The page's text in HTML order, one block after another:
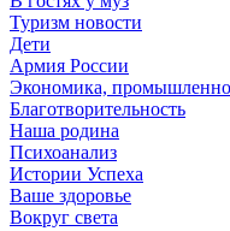
Туризм новости
Дети
Армия России
Экономика,
Благотворительность
Наша родина
Психоанализ
Истории Успеха
Ваше здоровье
Вокруг света